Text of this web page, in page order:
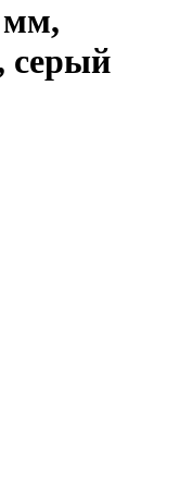
мм,
серый